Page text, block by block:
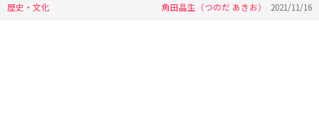
歴史・文化 角田晶生（つのだ あきお） 2021/11/16